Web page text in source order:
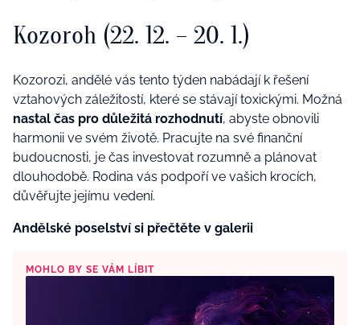
Kozoroh (22. 12. – 20. 1.)
Kozorozi, andělé vás tento týden nabádají k řešení
vztahových záležitostí, které se stávají toxickými. Možná
nastal čas pro důležitá rozhodnutí, abyste obnovili
harmonii ve svém životě. Pracujte na své finanční
budoucnosti, je čas investovat rozumně a plánovat
dlouhodobě. Rodina vás podpoří ve vašich krocích,
důvěřujte jejímu vedení.
Andělské poselství si přečtěte v galerii
MOHLO BY SE VÁM LÍBIT